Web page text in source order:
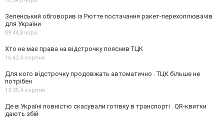
Зеленський обговорив із Рютте постачання ракет-перехоплювачів
для України
09:44, Вчора
Хто не має права на відстрочку пояснив ТЦК
16:42,4 серпня
Для кого відстрочку продовжать автоматично . ТЦК більше не
потрібен
12:35,4 серпня
Де в Україні повністю скасували готівку в транспорті . QR-квитки
дають збій